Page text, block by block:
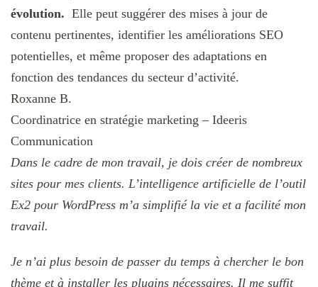
évolution. Elle peut suggérer des mises à jour de
contenu pertinentes, identifier les améliorations SEO
potentielles, et même proposer des adaptations en
fonction des tendances du secteur d’activité.
Roxanne B.
Coordinatrice en stratégie marketing – Ideeris
Communication
Dans le cadre de mon travail, je dois créer de nombreux
sites pour mes clients. L’intelligence artificielle de l’outil
Ex2 pour WordPress m’a simplifié la vie et a facilité mon
travail.
Je n’ai plus besoin de passer du temps à chercher le bon
thème et à installer les plugins nécessaires. Il me suffit